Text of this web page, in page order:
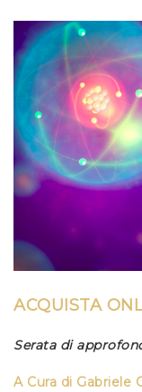
ACQUISTA
Serata di
A Cura di Gabriele